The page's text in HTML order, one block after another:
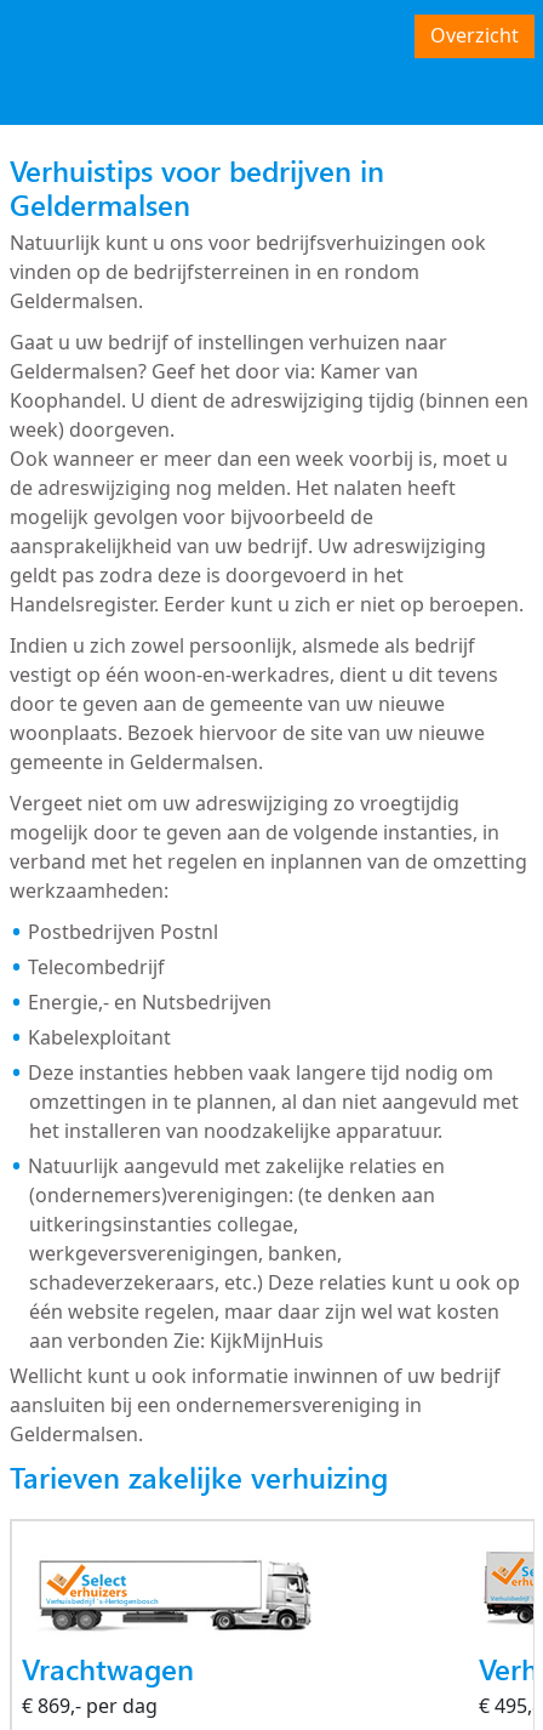
Overzicht
Verhuistips voor bedrijven in
Geldermalsen
Natuurlijk kunt u ons voor bedrijfsverhuizingen ook
vinden op de bedrijfsterreinen in en rondom
Geldermalsen.
Gaat u uw bedrijf of instellingen verhuizen naar
Geldermalsen? Geef het door via: Kamer van
Koophandel. U dient de adreswijziging tijdig (binnen een
week) doorgeven.
Ook wanneer er meer dan een week voorbij is, moet u
de adreswijziging nog melden. Het nalaten heeft
mogelijk gevolgen voor bijvoorbeeld de
aansprakelijkheid van uw bedrijf. Uw adreswijziging
geldt pas zodra deze is doorgevoerd in het
Handelsregister. Eerder kunt u zich er niet op beroepen.
Indien u zich zowel persoonlijk, alsmede als bedrijf
vestigt op één woon-en-werkadres, dient u dit tevens
door te geven aan de gemeente van uw nieuwe
woonplaats. Bezoek hiervoor de site van uw nieuwe
gemeente in Geldermalsen.
Vergeet niet om uw adreswijziging zo vroegtijdig
mogelijk door te geven aan de volgende instanties, in
verband met het regelen en inplannen van de omzetting
werkzaamheden:
Postbedrijven Postnl
Telecombedrijf
Energie,- en Nutsbedrijven
Kabelexploitant
Deze instanties hebben vaak langere tijd nodig om
omzettingen in te plannen, al dan niet aangevuld met
het installeren van noodzakelijke apparatuur.
Natuurlijk aangevuld met zakelijke relaties en
(ondernemers)verenigingen: (te denken aan
uitkeringsinstanties collegae,
werkgeversverenigingen, banken,
schadeverzekeraars, etc.) Deze relaties kunt u ook op
één website regelen, maar daar zijn wel wat kosten
aan verbonden Zie: KijkMijnHuis
Wellicht kunt u ook informatie inwinnen of uw bedrijf
aansluiten bij een ondernemersvereniging in
Geldermalsen.
Tarieven zakelijke verhuizing
Vrachtwagen
€ 869,- per dag €